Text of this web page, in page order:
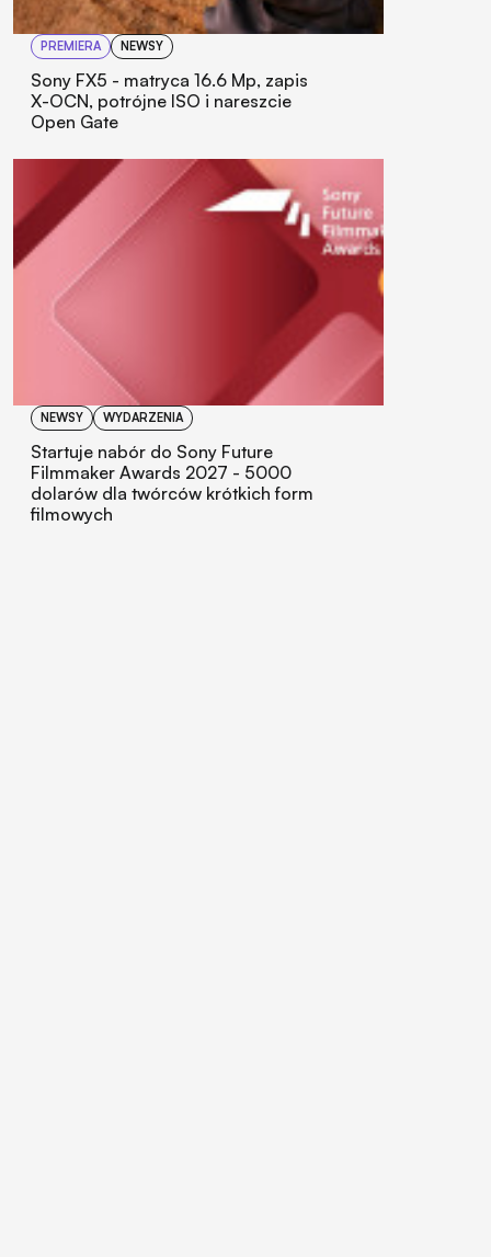
PREMIERA NEWSY
Sony FX5 - matryca 16.6 Mp, zapis
X-OCN, potrójne ISO i nareszcie
Open Gate
NEWSY WYDARZENIA
Startuje nabór do Sony Future
Filmmaker Awards 2027 - 5000
dolarów dla twórców krótkich form
filmowych